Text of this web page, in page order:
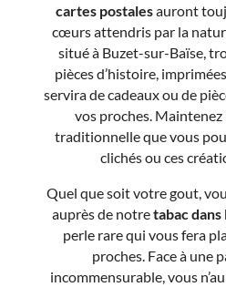
cartes postalesauront
cœurs attendris par la
situé à Buzet-sur-Baïse,
pièces d’histoire,
servira de cadeaux ou de
vos proches. Maintenez
traditionnelle que vous
clichés ou ces
Quel que soit votre gout,
auprès de notretabac
perle rare qui vous fera
proches. Face à une
incommensurable, vous